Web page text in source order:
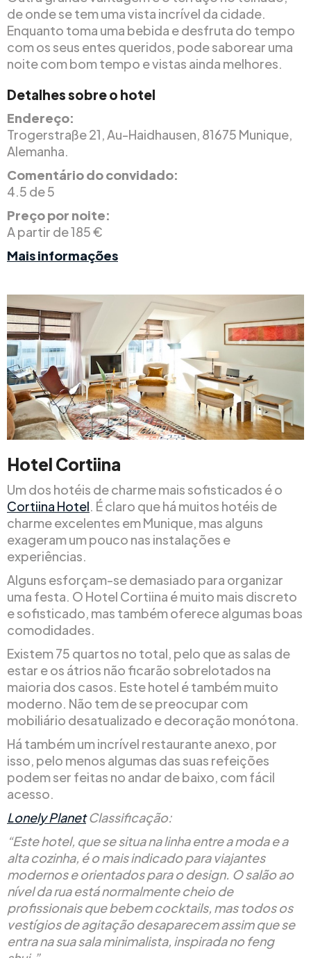
de onde se tem uma vista incrível da cidade.
Enquanto toma uma bebida e desfruta do tempo
com os seus entes queridos, pode saborear uma
noite com bom tempo e vistas ainda melhores.
Detalhes sobre o hotel
Endereço:
Trogerstraße 21, Au-Haidhausen, 81675 Munique,
Alemanha.
Comentário do convidado:
4.5 de 5
Preço por noite:
A partir de 185 €
Mais informações
Hotel Cortiina
Um dos hotéis de charme mais sofisticados é o
Cortiina Hotel. É claro que há muitos hotéis de
charme excelentes em Munique, mas alguns
exageram um pouco nas instalações e
experiências.
Alguns esforçam-se demasiado para organizar
uma festa. O Hotel Cortiina é muito mais discreto
e sofisticado, mas também oferece algumas boas
comodidades.
Existem 75 quartos no total, pelo que as salas de
estar e os átrios não ficarão sobrelotados na
maioria dos casos. Este hotel é também muito
moderno. Não tem de se preocupar com
mobiliário desatualizado e decoração monótona.
Há também um incrível restaurante anexo, por
isso, pelo menos algumas das suas refeições
podem ser feitas no andar de baixo, com fácil
acesso.
Lonely PlanetClassificação:
“Este hotel, que se situa na linha entre a moda e a
alta cozinha, é o mais indicado para viajantes
modernos e orientados para o design. O salão ao
nível da rua está normalmente cheio de
profissionais que bebem cocktails, mas todos os
vestígios de agitação desaparecem assim que se
entra na sua sala minimalista, inspirada no feng